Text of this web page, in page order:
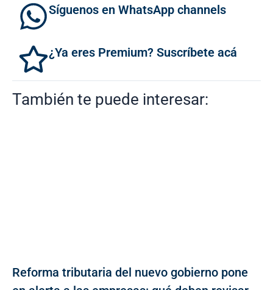
Síguenos en WhatsApp channels
¿Ya eres Premium? Suscríbete acá
También te puede interesar:
Reforma tributaria del nuevo gobierno pone